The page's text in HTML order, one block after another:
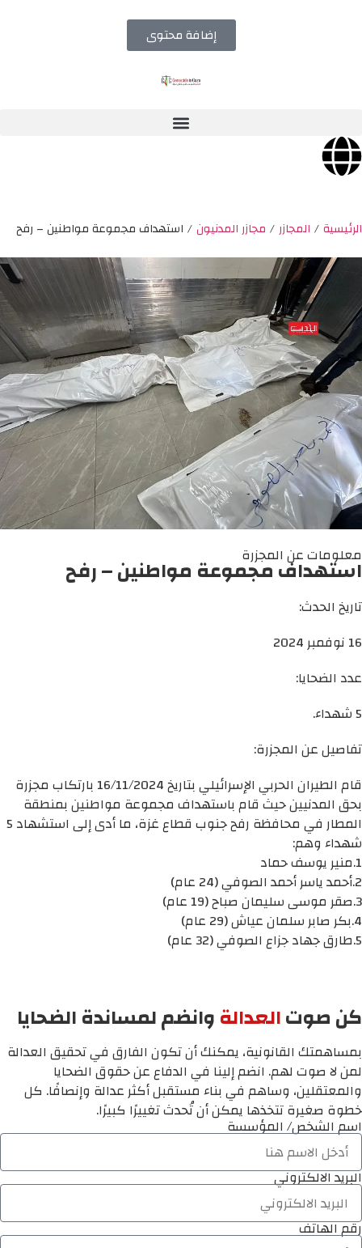
إضافة محتوى
الرئيسية/ المجازر/ مجازر المدنيون/ استهداف مجموعة مواطنين – رفح
معلومات عن المجزرة
استهداف مجموعة مواطنين – رفح
تاريخ الحدث:
16 نوفمبر 2024
عدد الضحايا:
5 شهداء.
تفاصيل عن المجزرة:
قام الطيران الحربي الإسرائيلي بتاريخ 16/11/2024 بارتكاب مجزرة
بحق المدنيين حيث قام باستهداف مجموعة مواطنين بمنطقة
المطار في محافظة رفح جنوب قطاع غزة، ما أدى إلى استشهاد 5
شهداء وهم:
1.منير يوسف حماد
2.أحمد ياسر أحمد الصوفي (24 عام)
3.صقر موسى سليمان صباح (19 عام)
4.بكر صابر سلمان عياش (29 عام)
5.طارق جهاد جزاع الصوفي (32 عام)
كن صوتالعدالةوانضم لمساندة الضحايا
بمساهمتك القانونية، يمكنك أن تكون الفارق في تحقيق العدالة
لمن لا صوت لهم. انضم إلينا في الدفاع عن حقوق الضحايا
والمعتقلين، وساهم في بناء مستقبل أكثر عدالة وإنصافًا. كل
خطوة صغيرة تتخذها يمكن أن تُحدث تغييرًا كبيرًا.
اسم الشخص/ المؤسسة
البريد الالكتروني
رقم الهاتف